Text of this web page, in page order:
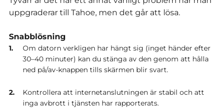
uppgraderar till Tahoe, men det går att lösa.
Snabblösning
Om datorn verkligen har hängt sig (inget händer efter
30–40 minuter) kan du stänga av den genom att hålla
ned på/av-knappen tills skärmen blir svart.
Kontrollera att internetanslutningen är stabil och att
inga avbrott i tjänsten har rapporterats.